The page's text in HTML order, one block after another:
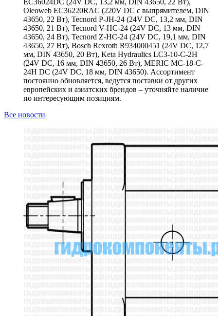
Oleoweb EC36220RAC (220V DC с выпрямителем, DIN
43650, 22 Вт), Tecnord P-JH-24 (24V DC, 13,2 мм, DIN
43650, 21 Вт), Tecnord V-HC-24 (24V DC, 13 мм, DIN
43650, 24 Вт), Tecnord Z-HC-24 (24V DC, 19,1 мм, DIN
43650, 27 Вт), Bosch Rexroth R934000451 (24V DC, 12,7
мм, DIN 43650, 20 Вт), Keta Hydraulics LC3-10-C-2H
(24V DC, 16 мм, DIN 43650, 26 Вт), MERIC MC-18-C-
24H DC (24V DC, 18 мм, DIN 43650). Ассортимент
постоянно обновляется, ведутся поставки от других
европейских и азиатских брендов – уточняйте наличие
по интересующим позициям.
Все новости